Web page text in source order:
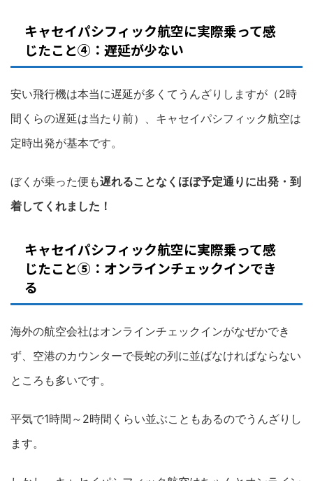
キャセイパシフィック航空に実際乗って感
じたこと④：遅延が少ない
安い飛行機は本当に遅延が多くてうんざりしますが（2時
間くらの遅延は当たり前）、キャセイパシフィック航空は
定時出発が基本です。
ぼくが乗った便も遅れることなくほぼ予定通りに出発・到
着してくれました！
キャセイパシフィック航空に実際乗って感
じたこと⑤：オンラインチェックインでき
る
海外の航空会社はオンラインチェックインがなぜかでき
ず、空港のカウンターで長蛇の列に並ばなければならない
ところも多いです。
平気で1時間～2時間くらい並ぶこともあるのでうんざりし
ます。